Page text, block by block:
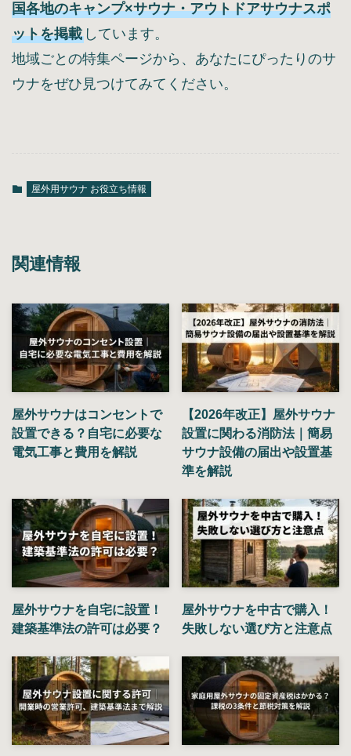
国各地のキャンプ×サウナ・アウトドアサウナスポ
ットを掲載 しています。
地域ごとの特集ページから、あなたにぴったりのサ
ウナをぜひ見つけてみてください。
屋外用サウナ お役立ち情報
関連情報
屋外サウナはコンセントで
設置できる？自宅に必要な
電気工事と費用を解説
【2026年改正】屋外サウナ
設置に関わる消防法｜簡易
サウナ設備の届出や設置基
準を解説
屋外サウナを自宅に設置！
建築基準法の許可は必要？
屋外サウナを中古で購入！
失敗しない選び方と注意点